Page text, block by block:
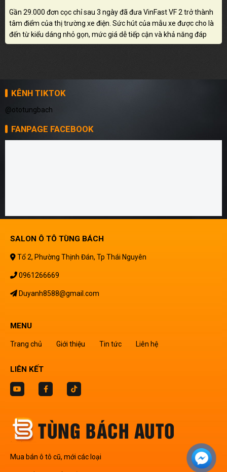
Gần 29.000 đơn cọc chỉ sau 3 ngày đã đưa VinFast VF 2 trở thành
tâm điểm của thị trường xe điện. Sức hút của mẫu xe được cho là
đến từ kiểu dáng nhỏ gọn, mức giá dễ tiếp cận và khả năng đáp
ứng nhu cầu di chuyển linh hoạt trong đô thị.
KÊNH TIKTOK
@ototungbach
FANPAGE FACEBOOK
SALON Ô TÔ TÙNG BÁCH
Tổ 2, Phường Thịnh Đán, Tp Thái Nguyên
0961266669
Duyanh8588@gmail.com
MENU
Trang chủ Giới thiệu Tin tức Liên hệ
LIÊN KẾT
Mua bán ô tô cũ, mới các loại